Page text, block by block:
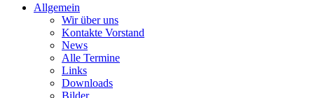
Allgemein
Wir über uns
Kontakte Vorstand
News
Alle Termine
Links
Downloads
Bilder